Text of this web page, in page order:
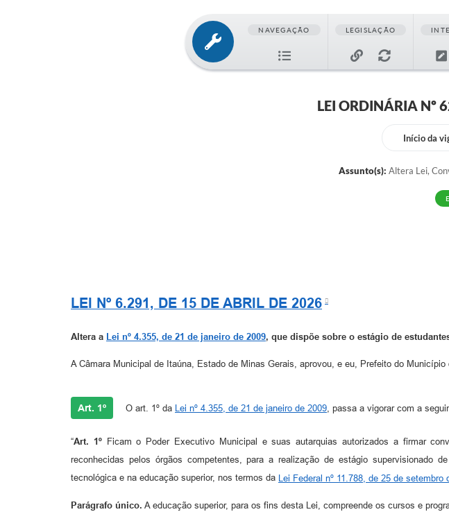
NAVEGAÇÃO LEGISLAÇÃO
LEI ORDINÁRIA Nº
Início da
Assunto(s): Altera Lei,
LEI Nº 6.291, DE 15 DE ABRIL DE 2026
Altera a Lei nº 4.355, de 21 de janeiro de 2009, que dispõe sobre o estágio de
A Câmara Municipal de Itaúna, Estado de Minas Gerais, aprovou, e eu, Prefeito do
Art. 1º O art. 1º da Lei nº 4.355, de 21 de janeiro de 2009, passa a vigorar com a
“Art. 1ºFicam o Poder Executivo Municipal e suas autarquias autorizados a firmar
reconhecidas pelos órgãos competentes, para a realização de estágio supervisionado
tecnológica e na educação superior, nos termos da Lei Federal nº 11.788, de 25 de setembro
Parágrafo único. A educação superior, para os fins desta Lei, compreende os cursos e